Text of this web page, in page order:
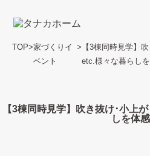
TOP>家づくりイ
ベント
> 【3棟同時見学】
etc.様々な暮らしを
【3棟同時見学】吹き抜け･小上
しを体感